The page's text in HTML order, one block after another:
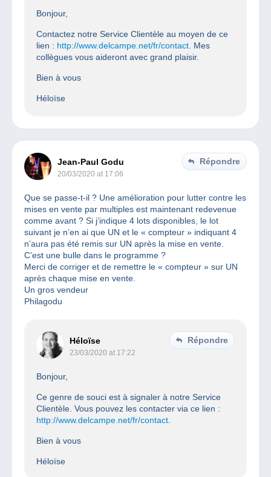
Bonjour,
Contactez notre Service Clientèle au moyen de ce
lien : http://www.delcampe.net/fr/contact . Mes
collègues vous aideront avec grand plaisir.
Bien à vous
Héloïse
Jean-Paul Godu
20/03/2020 at 17:06
Répondre
Que se passe-t-il ? Une amélioration pour lutter contre les
mises en vente par multiples est maintenant redevenue
comme avant ? Si j’indique 4 lots disponibles, le lot
suivant je n’en ai que UN et le « compteur » indiquant 4
n’aura pas été remis sur UN après la mise en vente.
C’est une bulle dans le programme ?
Merci de corriger et de remettre le « compteur » sur UN
après chaque mise en vente.
Un gros vendeur
Philagodu
Héloïse
23/03/2020 at 17:22
Répondre
Bonjour,
Ce genre de souci est à signaler à notre Service
Clientèle. Vous pouvez les contacter via ce lien :
http://www.delcampe.net/fr/contact
Bien à vous
Héloïse